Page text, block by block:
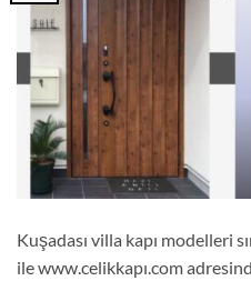
Kuşadası villa kapı modelleri
ile www.celikkapı.com